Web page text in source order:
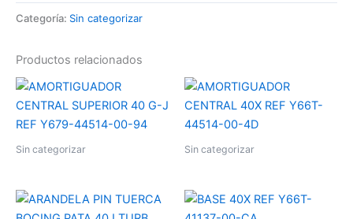
Categoría: Sin categorizar
Productos relacionados
Sin categorizar Sin categorizar